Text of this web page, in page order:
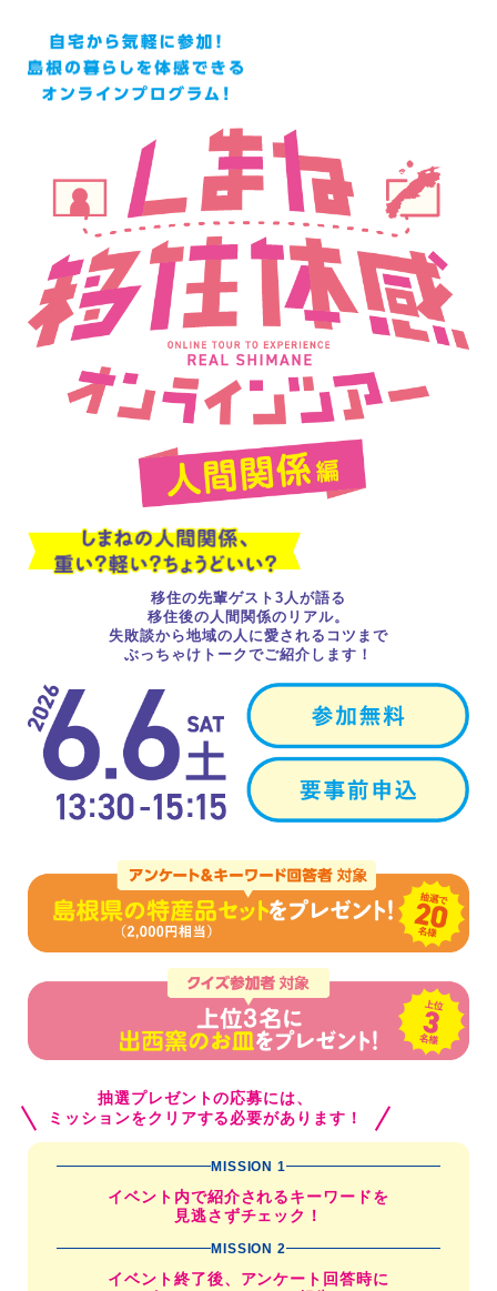
移住の先輩ゲスト3人が語る
移住後の人間関係のリアル。
失敗談から地域の人に愛されるコツまで
ぶっちゃけトークでご紹介します！
抽選プレゼントの応募には、
ミッションをクリアする必要があります！
MISSION 1
イベント内で紹介されるキーワードを
見逃さずチェック！
MISSION 2
イベント終了後、アンケート回答時に